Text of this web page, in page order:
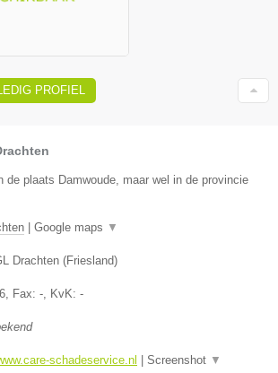
PROFIEL
de plaats Damwoude, maar wel in de provincie
| Google maps ▼
Drachten (Friesland)
, Fax: - , KvK: -
schadeservice.nl | Screenshot ▼